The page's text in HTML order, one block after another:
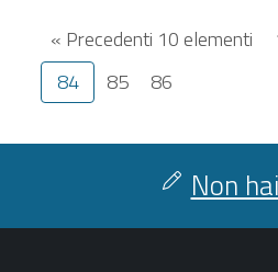
« Precedenti 10 elementi
84
85 86
Non